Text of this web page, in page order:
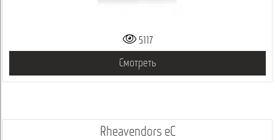
5117
Смотреть
Rheavendors eC